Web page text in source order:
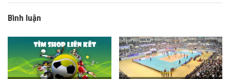
Bình luận